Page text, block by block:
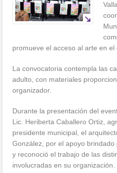
promueve el acceso al arte en el
La convocatoria contempla las
adulto, con materiales
organizador.
Durante la presentación del
Lic. Heriberta Caballero Ortiz,
presidente municipal, el
González, por el apoyo
y reconoció el trabajo de las
involucradas en su organización.